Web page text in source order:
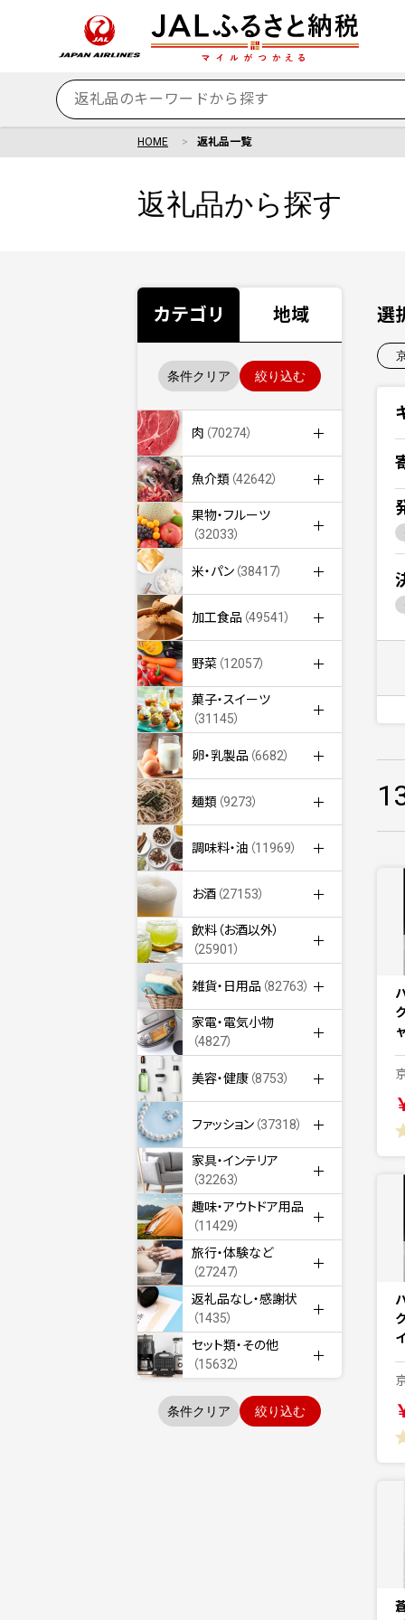
HOME 返礼品一覧
返礼品から探す
カテゴリ 地域
条件クリア 絞り込む
肉 （70274）
魚介類 （42642）
果物・フルーツ
（32033）
米・パン （38417）
加工食品 （49541）
野菜 （12057）
菓子・スイーツ
（31145）
卵・乳製品 （6682）
麺類 （9273）
調味料・油 （11969）
お酒 （27153）
飲料（お酒以外）
（25901）
雑貨・日用品 （82763）
家電・電気小物
（4827）
美容・健康 （8753）
ファッション （37318）
家具・インテリア
（32263）
趣味・アウトドア用品
（11429）
旅行・体験など
（27247）
返礼品なし・感謝状
（1435）
セット類・その他
（15632）
条件クリア 絞り込む
選